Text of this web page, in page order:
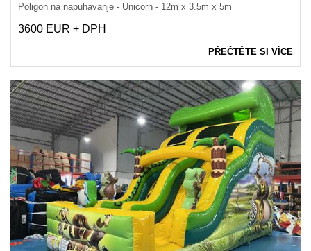
Poligon na napuhavanje - Unicorn - 12m x 3.5m x 5m
3600 EUR + DPH
PŘEČTĚTE SI VÍCE